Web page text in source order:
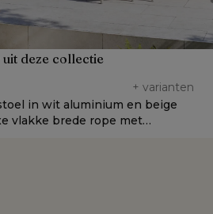
deze collectie
+ varianten
in wit aluminium en beige
vlakke brede rope met